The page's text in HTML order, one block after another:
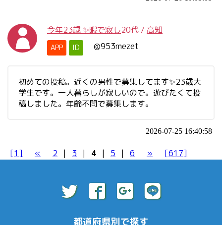
今年23歳 ✨暇で寂し20代 / 高知
APP ID @953mezet
初めての投稿。近くの男性で募集してます✨23歳大
学生です。一人暮らしが寂しいので。遊びたくて投
稿しました。年齢不問で募集します。
2026-07-25 16:40:58
[1] « 2 | 3 | 4 | 5 | 6 » [617]
都道府県別で探す